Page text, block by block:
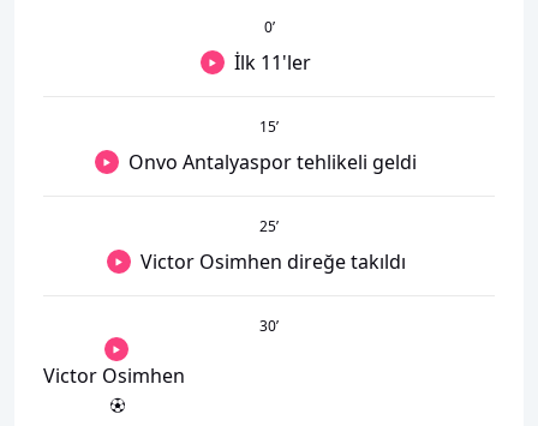
0’
İlk 11'ler
15’
Onvo Antalyaspor tehlikeli geldi
25’
Victor Osimhen direğe takıldı
30’
Victor Osimhen